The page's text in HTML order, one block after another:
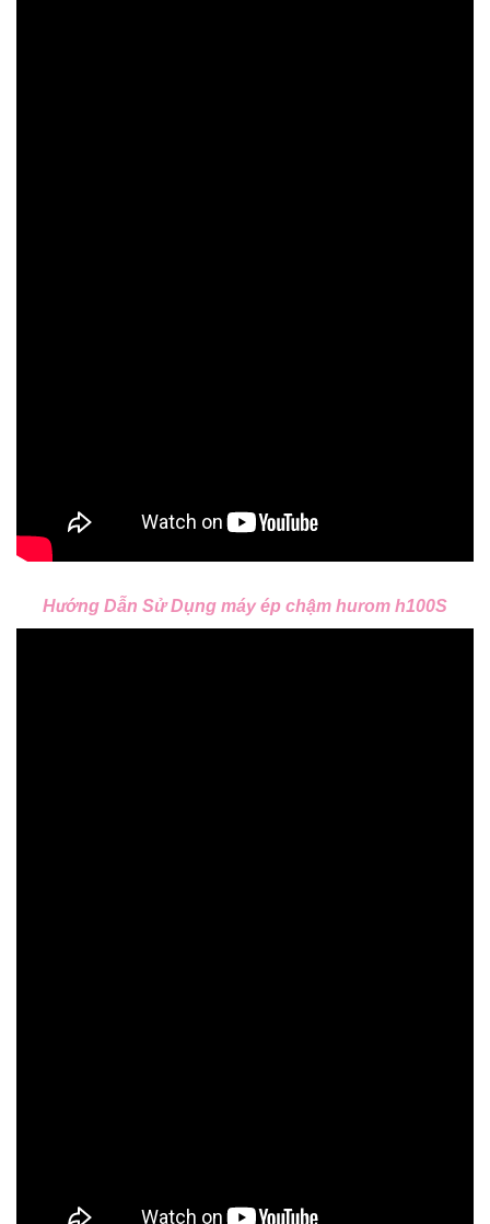
Hướng Dẫn Sử Dụng máy ép chậm hurom h100S